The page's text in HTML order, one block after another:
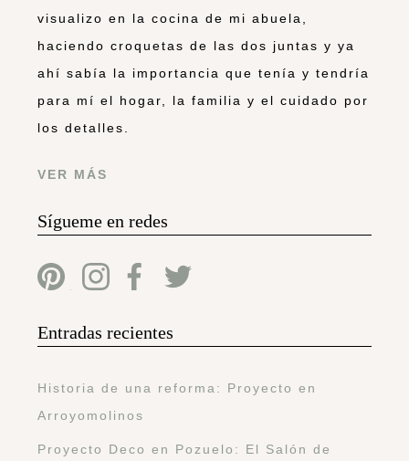
visualizo en la cocina de mi abuela,
haciendo croquetas de las dos juntas y ya
ahí sabía la importancia que tenía y tendría
para mí el hogar, la familia y el cuidado por
los detalles.
VER MÁS
Sígueme en redes
Entradas recientes
Historia de una reforma: Proyecto en
Arroyomolinos
Proyecto Deco en Pozuelo: El Salón de